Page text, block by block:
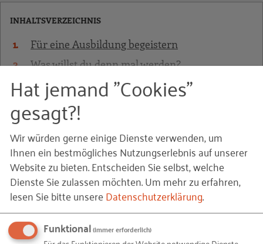
INHALTSVERZEICHNIS
Für eine Ausbildung begeistern
Was willst du denn mal werden?
Wer redet mit? Von Schülern, Fokusgruppen
und „Influencern“
Das Ausbildungsmarketing-Haus
Mit Schulen kooperieren
In den Betrieb reinschnuppern
Mit Jugendlichen ins Gespräch kommen
Betriebserkundung
Day
MEHR ANZEIGEN
Ausbildungsflyer
Was? Die knappe und ansprechende Vorstellung
unverzichtbar bei Messen und
Berufsinformationstagen. Zielgruppen sind neben
Hat jemand "Cookies"
gesagt?!
Wir würden gerne einige Dienste verwenden, um
Ihnen ein bestmögliches Nutzungserlebnis auf unserer
Website zu bieten. Entscheiden Sie selbst, welche
Dienste Sie zulassen möchten.Um mehr zu erfahren,
lesen Sie bitte unsereDatenschutzerklärung.
Funktional(immer erforderlich)